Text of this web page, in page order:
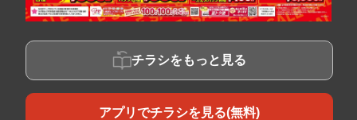
チラシをもっと見る
アプリでチラシを見る(無料)